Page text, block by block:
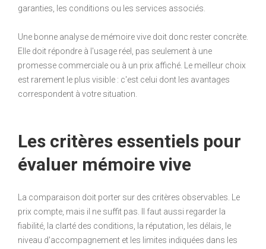
garanties, les conditions ou les services associés.
Une bonne analyse de mémoire vive doit donc rester concrète.
Elle doit répondre à l'usage réel, pas seulement à une
promesse commerciale ou à un prix affiché. Le meilleur choix
est rarement le plus visible : c'est celui dont les avantages
correspondent à votre situation.
Les critères essentiels pour
évaluer mémoire vive
La comparaison doit porter sur des critères observables. Le
prix compte, mais il ne suffit pas. Il faut aussi regarder la
fiabilité, la clarté des conditions, la réputation, les délais, le
niveau d'accompagnement et les limites indiquées dans les